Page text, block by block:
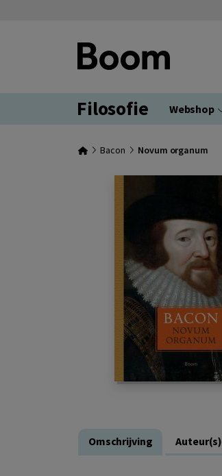
Filosofie Webshop
Bacon Novum organum
Omschrijving Auteur(s)